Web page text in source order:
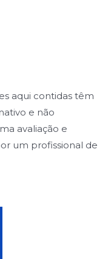
aqui contidas têm
e não
avaliação e
um profissional de